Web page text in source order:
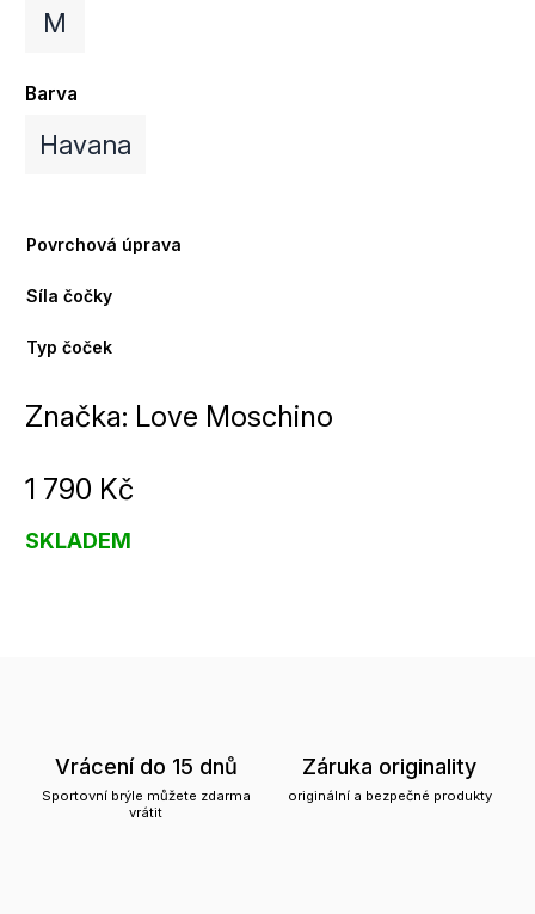
M
Barva
Havana
Povrchová úprava
Síla čočky
Typ čoček
Značka: Love Moschino
1 790 Kč
SKLADEM
Vrácení do 15 dnů
Sportovní brýle můžete zdarma
vrátit
Záruka originality
originální a bezpečné produkty